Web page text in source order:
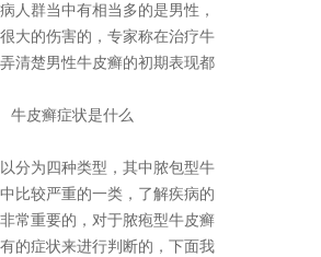
人群当中有相当多的是男性，
大的伤害的，专家称在治疗牛
清楚男性牛皮癣的初期表现都
为四种类型，其中脓包型牛
比较严重的一类，了解疾病的
常重要的，对于脓疱型牛皮癣
的症状来进行判断的，下面我